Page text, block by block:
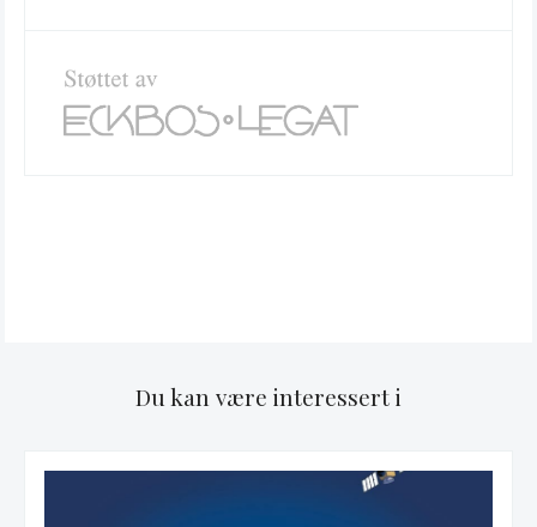
Du kan være interessert i